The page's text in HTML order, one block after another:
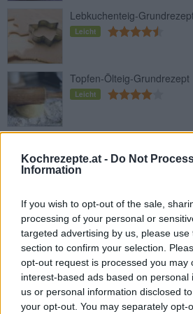
Kochrezepte.at - Do Not
Information
If you wish to opt-out of the sale,
processing of your personal or
targeted advertising by us, please
section to confirm your selection.
opt-out request is processed you may
interest-based ads based on personal
us or personal information disclosed
your opt-out. You may separately opt-
Lebkuchenteig-
Leicht
Topfen-Ölteig-Grundrezept
Leicht
Leicht
Pizzateig-Grundrezept
Leicht
Polenta-Grundrezept
Leicht